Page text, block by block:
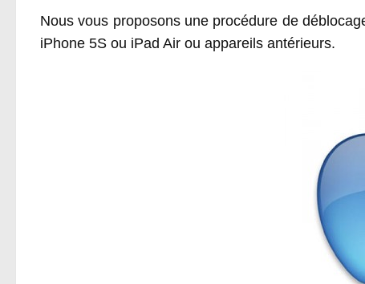
Nous vous proposons une procédure de
iPhone 5S ou iPad Air ou appareils antérieurs.